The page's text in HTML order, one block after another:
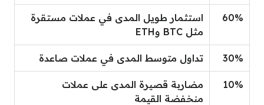
60%
استثمار طويل المدى في عملات مستقرة
مثل BTC وETH
30% تداول متوسط المدى في عملات صاعدة
10%
مضاربة قصيرة المدى على عملات
منخفضة القيمة